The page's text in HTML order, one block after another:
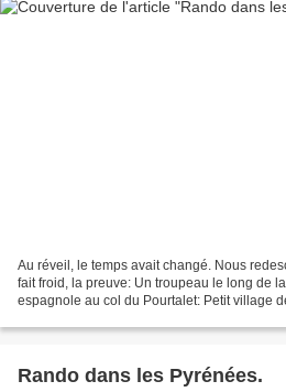
Au réveil, le temps avait changé. Nous
fait froid, la preuve: Un troupeau le long de
espagnole au col du Pourtalet: Petit village
Rando dans les Pyrénées.